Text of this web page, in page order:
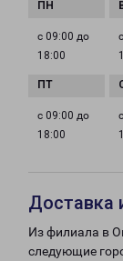
с 09:00 до
18:00
с 09:00 до
18:00
Доставка
Из филиала в
следующие